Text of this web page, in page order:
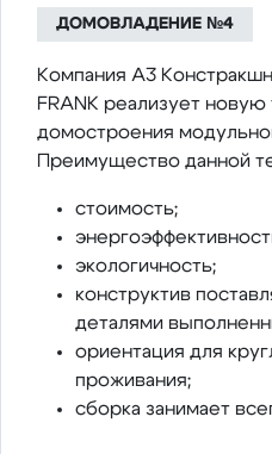
ДОМОВЛАДЕНИЕ №4
Компания А3
FRANK реализует
домостроения
Преимущество данной
стоимость;
экологичность;
конструктив
деталями
ориентация для
проживания;
сборка занимает